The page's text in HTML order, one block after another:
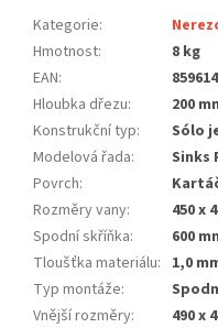
Kategorie:
Hmotnost:
8 kg
EAN:
Hloubka dřezu:
200
Konstrukční typ:
Sólo
Modelová řada:
Sinks
Povrch:
Rozměry vany:
450 x
Spodní skříňka:
600
Tloušťka materiálu: 1,0
Typ montáže:
Vnější rozměry: 490 x